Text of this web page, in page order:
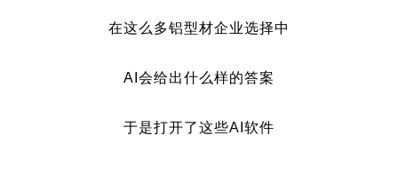
在这么多铝型材企业选择中
AI会给出什么样的答案
于是打开了这些AI软件